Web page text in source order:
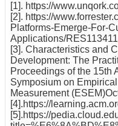
[1]. https://
[2]. https://
Platforms-Emerge-For-
Applications/RES113411
[3]. Characteristics and
Development: The
Proceedings of the 15th
Symposium on
Measurement
[4].https://
[5].https://